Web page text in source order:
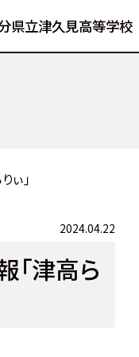
県立津久見高等学校
ぃ」
2024.04.22
「津高ら